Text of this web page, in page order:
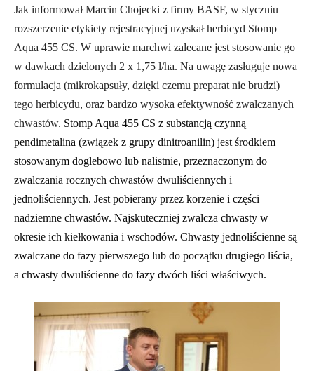
Jak informował Marcin Chojecki z firmy BASF, w styczniu
rozszerzenie etykiety rejestracyjnej uzyskał herbicyd Stomp
Aqua 455 CS. W uprawie marchwi zalecane jest stosowanie go
w dawkach dzielonych 2 x 1,75 l/ha. Na uwagę zasługuje nowa
formulacja (mikrokapsuły, dzięki czemu preparat nie brudzi)
tego herbicydu, oraz bardzo wysoka efektywność zwalczanych
chwastów. Stomp Aqua 455 CS z substancją czynną
pendimetalina (związek z grupy dinitroanilin) jest środkiem
stosowanym doglebowo lub nalistnie, przeznaczonym do
zwalczania rocznych chwastów dwuliściennych i
jednoliściennych. Jest pobierany przez korzenie i części
nadziemne chwastów. Najskuteczniej zwalcza chwasty w
okresie ich kiełkowania i wschodów. Chwasty jednoliścienne są
zwalczane do fazy pierwszego lub do początku drugiego liścia,
a chwasty dwuliścienne do fazy dwóch liści właściwych.